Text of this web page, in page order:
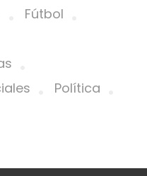
Fútbol
Política